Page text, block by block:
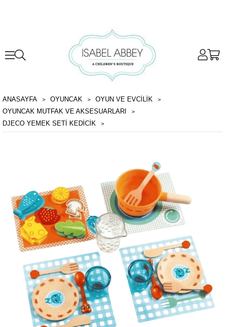
ANASAYFA OYUNCAK
OYUN VE EVCILIK
OYUNCAK MUTFAK VE AKSESUARLARI
DJECO YEMEK SETI KEDICIK